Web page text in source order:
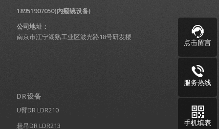
18951907050(内窥镜设备)
公司地址：
南京市江宁湖熟工业区波光路18号研发楼
DR设备
U臂DR LDR210
悬吊DR LDR213
点击留言
服务热线
手机填表